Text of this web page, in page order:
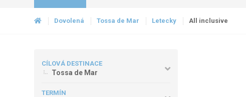
Dovolená Tossa de Mar Letecky All inclusive
CÍLOVÁ DESTINACE
Tossa de Mar
TERMÍN